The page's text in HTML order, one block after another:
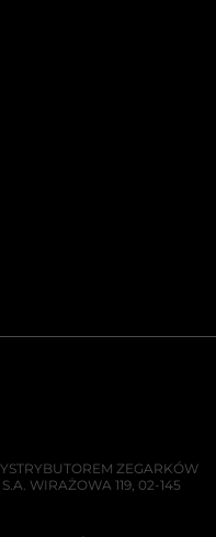
ZEGARKÓW
WIRAŻOWA 119, 02-145